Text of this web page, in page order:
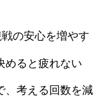
戦の安心を増やす
めると疲れない
、考える回数を減